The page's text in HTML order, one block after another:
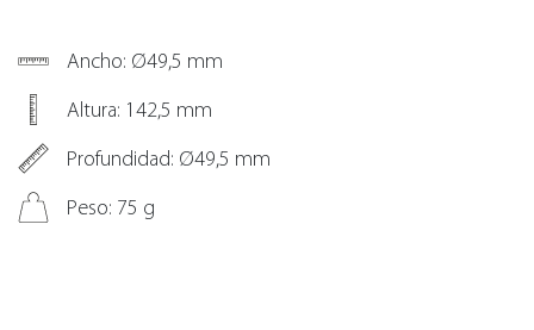
Ancho: Ø49,5 mm
Altura: 142,5 mm
Profundidad: Ø49,5 mm
Peso: 75 g